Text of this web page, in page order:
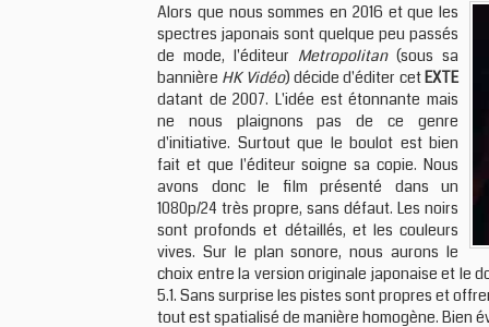
Alors que nous sommes en 2016 et que les
spectres japonais sont quelque peu passés
de mode, l'éditeur Metropolitan(sous sa
bannière HK Vidéo) décide d'éditer cetEXTE
datant de 2007. L'idée est étonnante mais
ne nous plaignons pas de ce genre
d'initiative. Surtout que le boulot est bien
fait et que l'éditeur soigne sa copie. Nous
avons donc le film présenté dans un
1080p/24 très propre, sans défaut. Les noirs
sont profonds et détaillés, et les couleurs
vives. Sur le plan sonore, nous aurons le
choix entre la version originale japonaise et le
5.1. Sans surprise les pistes sont propres et
tout est spatialisé de manière homogène. Bien